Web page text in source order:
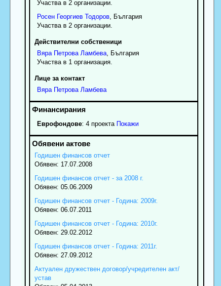
Участва в 2 организации.
Росен Георгиев Тодоров, България
Участва в 2 организации.
Действителни собственици
Вяра Петрова Ламбева, България
Участва в 1 организация.
Лице за контакт
Вяра Петрова Ламбева
Еврофондове: 4 проекта Покажи
Годишен финансов отчет
Обявен: 17.07.2008
Годишен финансов отчет - за 2008 г.
Обявен: 05.06.2009
Годишен финансов отчет - Година: 2009г.
Обявен: 06.07.2011
Годишен финансов отчет - Година: 2010г.
Обявен: 29.02.2012
Годишен финансов отчет - Година: 2011г.
Обявен: 27.09.2012
Актуален дружествен договор/учредителен акт/
устав